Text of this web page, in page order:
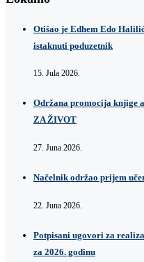
Otišao je Edhem Edo
istaknuti poduzetnik
15. Jula 2026.
Održana promocija knjige
ZA ŽIVOT
27. Juna 2026.
Načelnik održao prijem
22. Juna 2026.
Potpisani ugovori za
za 2026. godinu